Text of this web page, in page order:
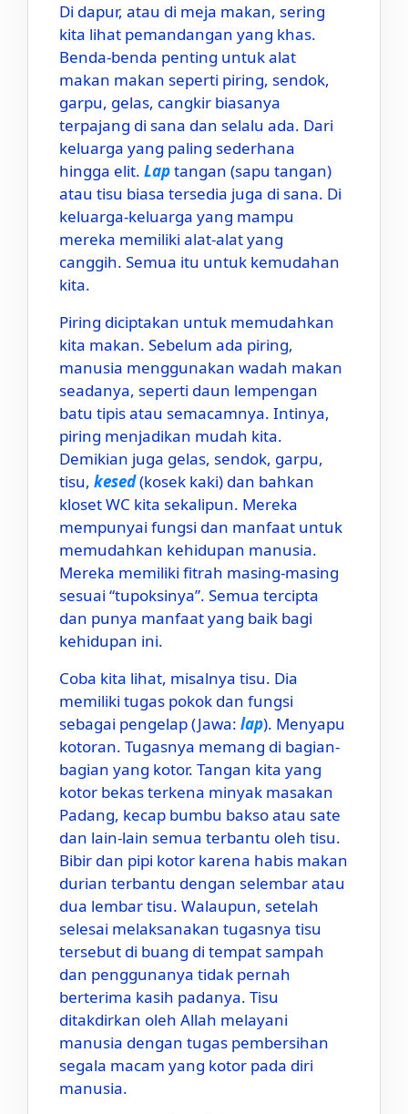
Di dapur, atau di meja makan, sering
kita lihat pemandangan yang khas.
Benda-benda penting untuk alat
makan makan seperti piring, sendok,
garpu, gelas, cangkir biasanya
terpajang di sana dan selalu ada. Dari
keluarga yang paling sederhana
hingga elit. Laptangan (sapu tangan)
atau tisu biasa tersedia juga di sana. Di
keluarga-keluarga yang mampu
mereka memiliki alat-alat yang
canggih. Semua itu untuk kemudahan
kita.
Piring diciptakan untuk memudahkan
kita makan. Sebelum ada piring,
manusia menggunakan wadah makan
seadanya, seperti daun lempengan
batu tipis atau semacamnya. Intinya,
piring menjadikan mudah kita.
Demikian juga gelas, sendok, garpu,
tisu, kesed(kosek kaki) dan bahkan
kloset WC kita sekalipun. Mereka
mempunyai fungsi dan manfaat untuk
memudahkan kehidupan manusia.
Mereka memiliki fitrah masing-masing
sesuai “tupoksinya”. Semua tercipta
dan punya manfaat yang baik bagi
kehidupan ini.
Coba kita lihat, misalnya tisu. Dia
memiliki tugas pokok dan fungsi
sebagai pengelap (Jawa: lap). Menyapu
kotoran. Tugasnya memang di bagian-
bagian yang kotor. Tangan kita yang
kotor bekas terkena minyak masakan
Padang, kecap bumbu bakso atau sate
dan lain-lain semua terbantu oleh tisu.
Bibir dan pipi kotor karena habis makan
durian terbantu dengan selembar atau
dua lembar tisu. Walaupun, setelah
selesai melaksanakan tugasnya tisu
tersebut di buang di tempat sampah
dan penggunanya tidak pernah
berterima kasih padanya. Tisu
ditakdirkan oleh Allah melayani
manusia dengan tugas pembersihan
segala macam yang kotor pada diri
manusia.